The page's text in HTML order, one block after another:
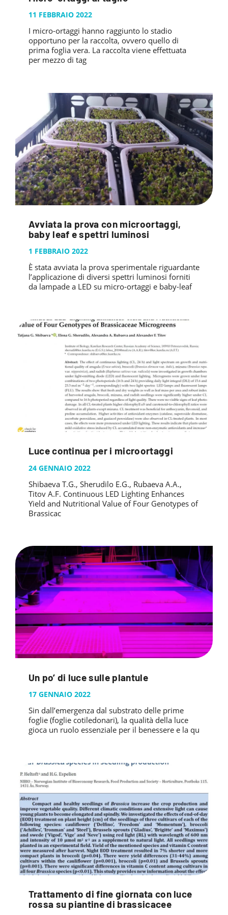
TASK 3.6
TASK 3.7
TASK 3.8
PUBBLICAZIONI
ARTICOLO DELLA SETTIMANA
RASSEGNA STAMPA
TESI DI LAUREA
FOTO GALLERY
VIDEO GALLERY
CONTATTI
11 FEBBRAIO 2022
I micro-ortaggi hanno raggiunto lo stadio
opportuno per la raccolta, ovvero quello di
prima foglia vera. La raccolta viene effettuata
per mezzo di tag
Avviata la prova con microortaggi,
baby leaf e spettri luminosi
1 FEBBRAIO 2022
È stata avviata la prova sperimentale riguardante
l’applicazione di diversi spettri luminosi forniti
da lampade a LED su micro-ortaggi e baby-leaf
Luce continua per i microortaggi
24 GENNAIO 2022
Shibaeva T.G., Sherudilo E.G., Rubaeva A.A.,
Titov A.F. Continuous LED Lighting Enhances
Yield and Nutritional Value of Four Genotypes of
Brassicac
Un po’ di luce sulle plantule
17 GENNAIO 2022
Sin dall’emergenza dal substrato delle prime
foglie (foglie cotiledonari), la qualità della luce
gioca un ruolo essenziale per il benessere e la qu
Trattamento di fine giornata con luce
rossa su piantine di brassicacee